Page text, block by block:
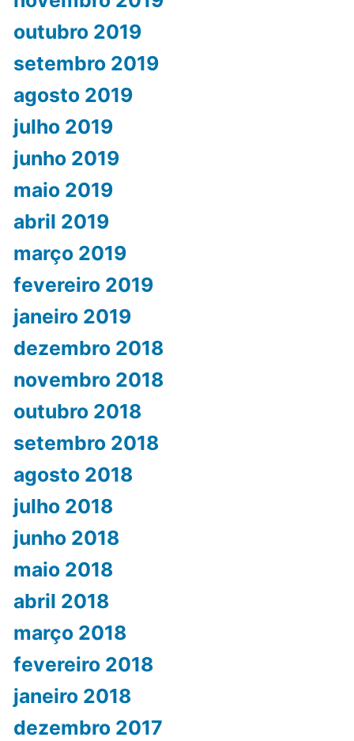
outubro 2019
setembro 2019
agosto 2019
julho 2019
junho 2019
maio 2019
abril 2019
março 2019
fevereiro 2019
janeiro 2019
dezembro 2018
novembro 2018
outubro 2018
setembro 2018
agosto 2018
julho 2018
junho 2018
maio 2018
abril 2018
março 2018
fevereiro 2018
janeiro 2018
dezembro 2017